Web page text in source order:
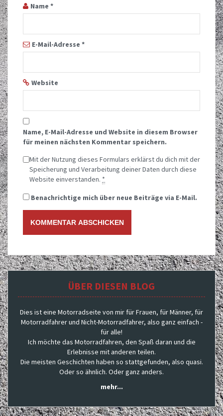
Name *
E-Mail-Adresse *
Website
Name, E-Mail-Adresse und Website in diesem Browser
für meinen nächsten Kommentar speichern.
Mit der Nutzung dieses Formulars erklärst du dich mit der
Speicherung und Verarbeitung deiner Daten durch diese
Website einverstanden. *
Benachrichtige mich über neue Beiträge via E-Mail.
ÜBER DIESEN BLOG
Dies ist eine Motorradseite von mir für Frauen, für Männer, für
Motorradfahrer und Nicht-Motorradfahrer, also ganz einfach -
für alle!
Ich möchte das Motorradfahren, den Spaß daran und die
Erlebnisse mit anderen teilen.
Die meisten Geschichten haben so stattgefunden, also quasi.
Oder so ähnlich. Oder ganz anders.
mehr...